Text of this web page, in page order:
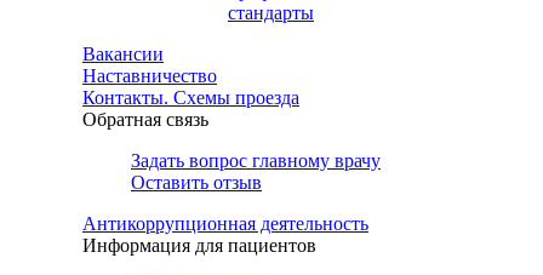
стандарты
Вакансии
Наставничество
Контакты. Схемы проезда
Обратная связь
Задать вопрос главному врачу
Оставить отзыв
Антикоррупционная деятельность
Информация для пациентов